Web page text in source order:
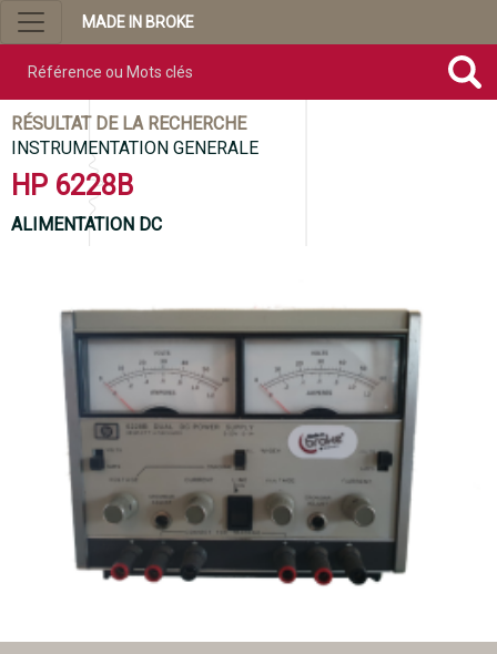
MADE IN BROKE
RÉSULTAT DE LA RECHERCHE
INSTRUMENTATION GENERALE
HP 6228B
ALIMENTATION DC